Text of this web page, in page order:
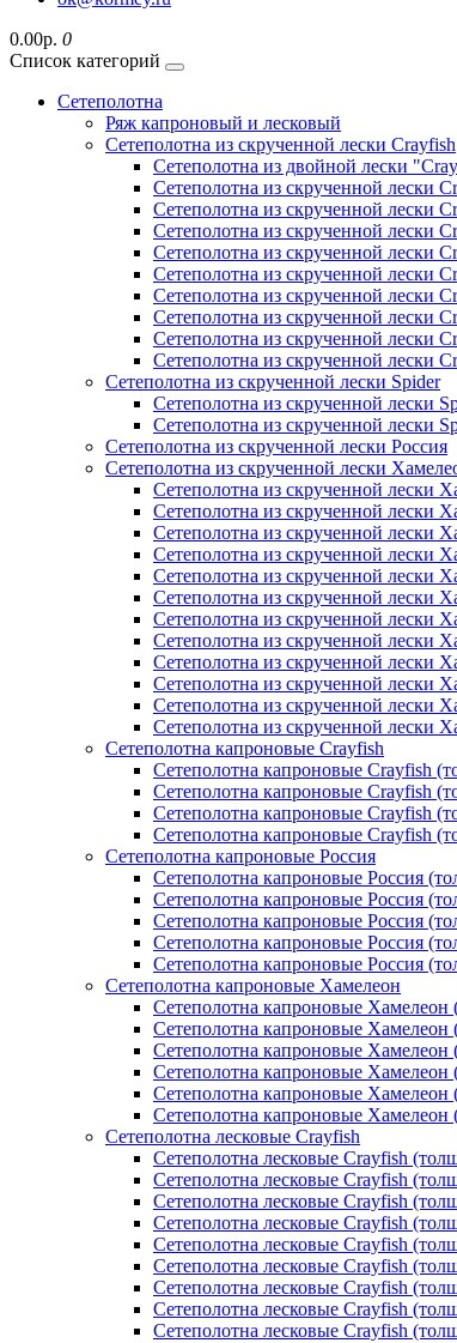
0.00р. 0
Список категорий
Сетеполотна
Ряж капроновый и лесковый
Сетеполотна из скрученной лески Crayfish
Сетеполотна из двойной лески
Сетеполотна из скрученной лески
Сетеполотна из скрученной лески
Сетеполотна из скрученной лески
Сетеполотна из скрученной лески
Сетеполотна из скрученной лески
Сетеполотна из скрученной лески
Сетеполотна из скрученной лески
Сетеполотна из скрученной лески
Сетеполотна из скрученной лески
Сетеполотна из скрученной лески Spider
Сетеполотна из скрученной лески
Сетеполотна из скрученной лески
Сетеполотна из скрученной лески Россия
Сетеполотна из скрученной лески
Сетеполотна из скрученной лески
Сетеполотна из скрученной лески
Сетеполотна из скрученной лески
Сетеполотна из скрученной лески
Сетеполотна из скрученной лески
Сетеполотна из скрученной лески
Сетеполотна из скрученной лески
Сетеполотна из скрученной лески
Сетеполотна из скрученной лески
Сетеполотна из скрученной лески
Сетеполотна из скрученной лески
Сетеполотна из скрученной лески
Сетеполотна капроновые Crayfish
Сетеполотна капроновые Crayfish
Сетеполотна капроновые Crayfish
Сетеполотна капроновые Crayfish
Сетеполотна капроновые Crayfish
Сетеполотна капроновые Россия
Сетеполотна капроновые Россия
Сетеполотна капроновые Россия
Сетеполотна капроновые Россия
Сетеполотна капроновые Россия
Сетеполотна капроновые Россия
Сетеполотна капроновые Хамелеон
Сетеполотна капроновые
Сетеполотна капроновые
Сетеполотна капроновые
Сетеполотна капроновые
Сетеполотна капроновые
Сетеполотна капроновые
Сетеполотна лесковые Crayfish
Сетеполотна лесковые Crayfish
Сетеполотна лесковые Crayfish
Сетеполотна лесковые Crayfish
Сетеполотна лесковые Crayfish
Сетеполотна лесковые Crayfish
Сетеполотна лесковые Crayfish
Сетеполотна лесковые Crayfish
Сетеполотна лесковые Crayfish
Сетеполотна лесковые Crayfish